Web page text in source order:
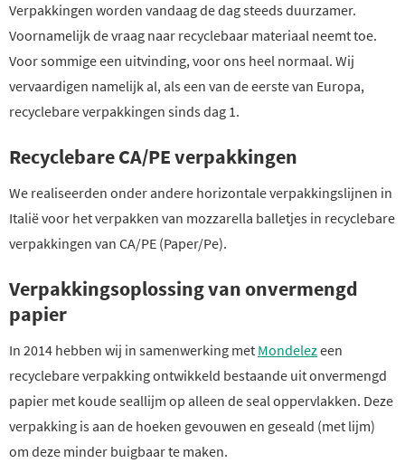
Verpakkingen worden vandaag de dag steeds duurzamer.
Voornamelijk de vraag naar recyclebaar materiaal neemt toe.
Voor sommige een uitvinding, voor ons heel normaal. Wij
vervaardigen namelijk al, als een van de eerste van Europa,
recyclebare verpakkingen sinds dag 1.
Recyclebare CA/PE verpakkingen
We realiseerden onder andere horizontale verpakkingslijnen in
Italië voor het verpakken van mozzarella balletjes in recyclebare
verpakkingen van CA/PE (Paper/Pe).
Verpakkingsoplossing van onvermengd
papier
In 2014 hebben wij in samenwerking met Mondelezeen
recyclebare verpakking ontwikkeld bestaande uit onvermengd
papier met koude seallijm op alleen de seal oppervlakken. Deze
verpakking is aan de hoeken gevouwen en geseald (met lijm)
om deze minder buigbaar te maken.